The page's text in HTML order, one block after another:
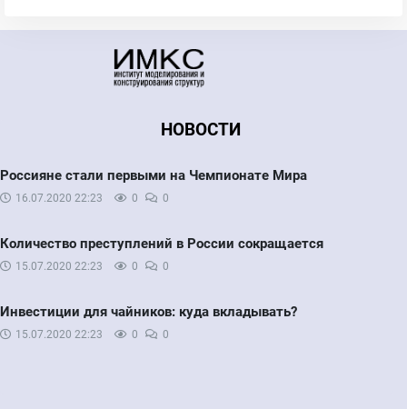
НОВОСТИ
Россияне стали первыми на Чемпионате Мира
16.07.2020 22:23 0 0
Количество преступлений в России сокращается
15.07.2020 22:23 0 0
Инвестиции для чайников: куда вкладывать?
15.07.2020 22:23 0 0